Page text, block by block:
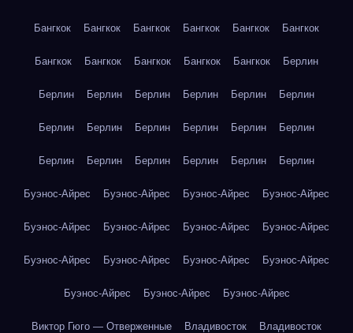
Бангкок Бангкок Бангкок Бангкок Бангкок Бангкок
Бангкок Бангкок Бангкок Бангкок Бангкок Берлин
Берлин Берлин Берлин Берлин Берлин Берлин
Берлин Берлин Берлин Берлин Берлин Берлин
Берлин Берлин Берлин Берлин Берлин Берлин
Буэнос-Айрес Буэнос-Айрес Буэнос-Айрес Буэнос-Айрес
Буэнос-Айрес Буэнос-Айрес Буэнос-Айрес Буэнос-Айрес
Буэнос-Айрес Буэнос-Айрес Буэнос-Айрес Буэнос-Айрес
Буэнос-Айрес Буэнос-Айрес Буэнос-Айрес
Виктор Гюго — Отверженные Владивосток Владивосток